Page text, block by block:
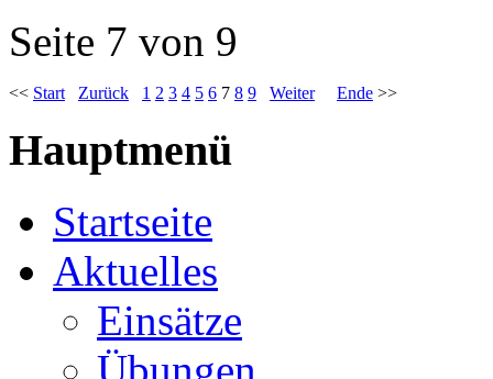
Seite 7 von 9
<< Start Zurück 1 2 3 4 5 6 7 8 9 Weiter Ende >>
Hauptmenü
Startseite
Aktuelles
Einsätze
Übungen